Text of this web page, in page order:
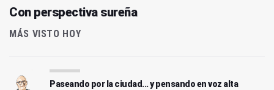
Con perspectiva sureña
MÁS VISTO HOY
Paseando por la ciudad... y pensando en voz alta